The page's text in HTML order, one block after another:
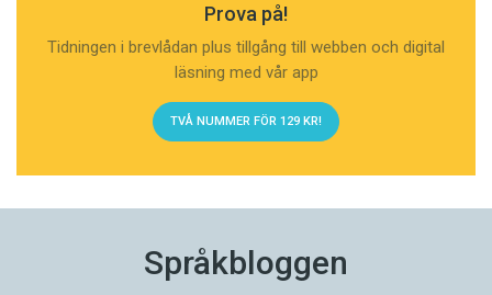
Prova på!
Tidningen i brevlådan plus tillgång till webben och digital
läsning med vår app
TVÅ NUMMER FÖR 129 KR!
Språkbloggen